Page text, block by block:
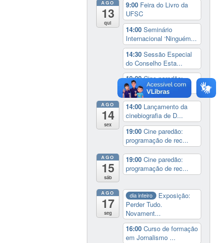
AGO
13
qui
9:00 Feira do Livro da
UFSC
14:00Seminário
Internacional ‘Ninguém...
14:30Sessão Especial
do Conselho Esta...
19:00Cine paredão:
programação de rec...
AGO
14
sex
14:00 Lançamento da
cinebiografia de D...
19:00Cine paredão:
programação de rec...
AGO
15
sáb
19:00Cine paredão:
programação de rec...
AGO
17
seg
dia inteiro
Exposição:
Perder Tudo.
Novament...
16:00Curso de formação
em Jornalismo ...